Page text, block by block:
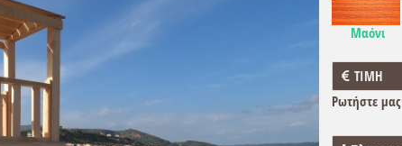
Μαόνι
ΤΙΜΗ
Ρωτήστε μας